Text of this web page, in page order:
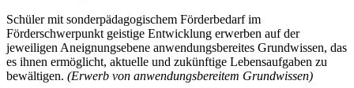
Schüler mit sonderpädagogischem Förderbedarf im
Förderschwerpunkt geistige Entwicklung erwerben auf der
jeweiligen Aneignungsebene anwendungsbereites Grundwissen, das
es ihnen ermöglicht, aktuelle und zukünftige Lebensaufgaben zu
bewältigen. (Erwerb von anwendungsbereitem Grundwissen)